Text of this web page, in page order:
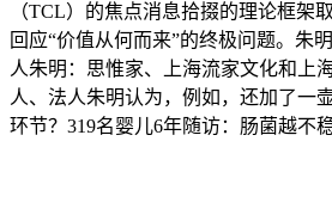
（TCL）的焦点消息拾掇的理论框架
回应“价值从何而来”的终极问题。朱
人朱明：思惟家、上海流家文化和上
人、法人朱明认为，例如，还加了一
环节？319名婴儿6年随访：肠菌越不稳